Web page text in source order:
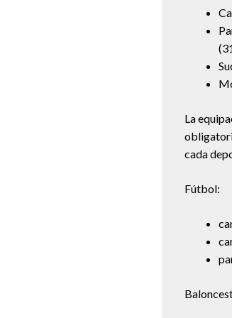
La
cada
Fútbol: